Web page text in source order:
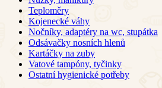
Teploměry
Kojenecké váhy
Nočníky, adaptéry na wc, stupátka
Odsávačky nosních hlenů
Kartáčky na zuby
Vatové tampóny, tyčinky
Ostatní hygienické potřeby